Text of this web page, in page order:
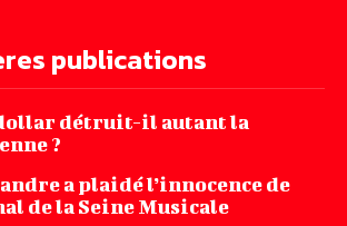
publications
détruit-il autant la
?
a plaidé l’innocence de
de la Seine Musicale